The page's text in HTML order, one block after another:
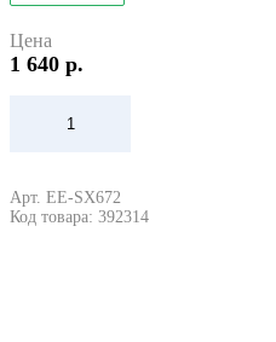
Цена
1 640 р.
Арт. EE-SX672
Код товара: 392314